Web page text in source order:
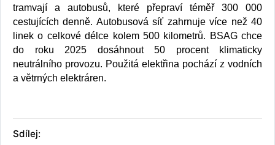
tramvají a autobusů, které přepraví téměř 300 000
cestujících denně. Autobusová síť zahrnuje více než 40
linek o celkové délce kolem 500 kilometrů. BSAG chce
do roku 2025 dosáhnout 50 procent klimaticky
neutrálního provozu. Použitá elektřina pochází z vodních
a větrných elektráren.
Sdílej: